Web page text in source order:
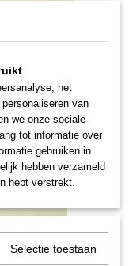
het
van
we onze sociale
tot informatie over
gebruiken in
hebben verzameld
hebt verstrekt.
Selectie toestaan